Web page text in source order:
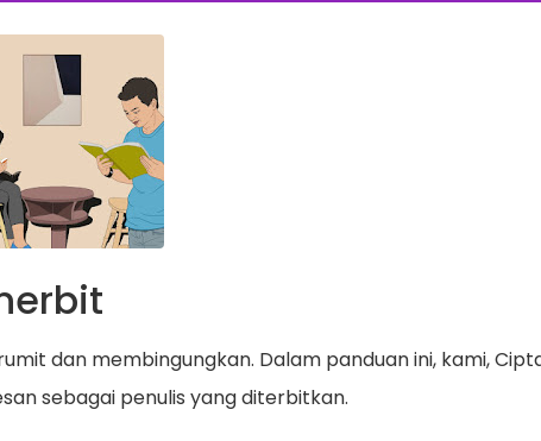
dan membingungkan. Dalam panduan ini, kami,
sebagai penulis yang diterbitkan.